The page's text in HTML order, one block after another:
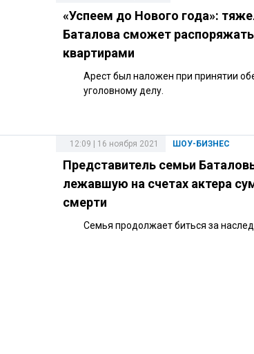
«Успеем до Нового года»:
Баталова сможет
квартирами
Арест был наложен при принятии
уголовному делу.
ШОУ-БИЗНЕС
12:09 | 16 ноября 2021
Представитель семьи
лежавшую на счетах актера
смерти
Семья продолжает биться за